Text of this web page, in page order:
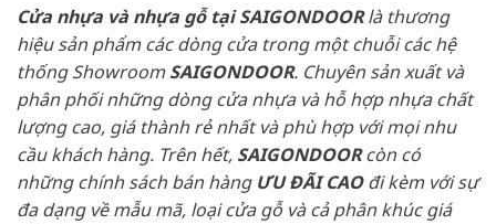
Cửa nhựa và nhựa gỗ tại SAIGONDOORlà thương
hiệu sản phẩm các dòng cửa trong một chuỗi các hệ
thống ShowroomSAIGONDOOR. Chuyên sản xuất và
phân phối những dòng cửa nhựa và hỗ hợp nhựa chất
lượng cao, giá thành rẻ nhất và phù hợp với mọi nhu
cầu khách hàng. Trên hết, SAIGONDOORcòn có
những chính sách bán hàng ƯU ĐÃI CAOđi kèm với sự
đa dạng về mẫu mã, loại cửa gỗ và cả phân khúc giá